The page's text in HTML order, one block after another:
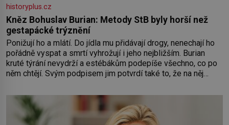
historyplus.cz
Kněz Bohuslav Burian: Metody StB byly horší než
gestapácké trýznění
Ponižují ho a mlátí. Do jídla mu přidávají drogy, nenechají ho
pořádně vyspat a smrtí vyhrožují i jeho nejbližším. Burian
kruté týrání nevydrží a estébákům podepíše všechno, co po
něm chtějí. Svým podpisem jim potvrdí také to, že na něj
Syn brněnského řezníka chce být knězem a